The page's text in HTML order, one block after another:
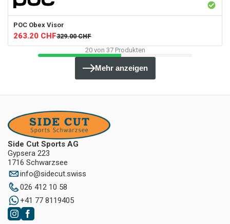
POC Obex Visor
263.20 CHF329.00 CHF
20von 37Produkten
Mehr anzeigen
Side Cut Sports AG
Gypsera 223
1716 Schwarzsee
info@sidecut.swiss
026 412 10 58
+41 77 8119405